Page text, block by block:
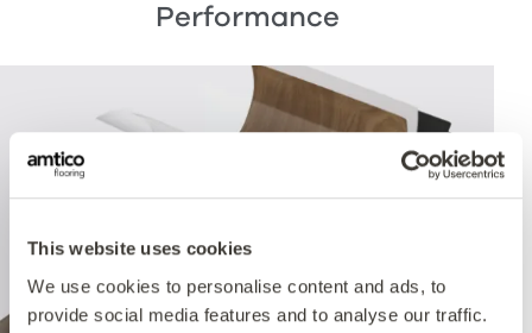
This website uses cookies
We use cookies to personalise content and ads, to
provide social media features and to analyse our traffic.
Performance